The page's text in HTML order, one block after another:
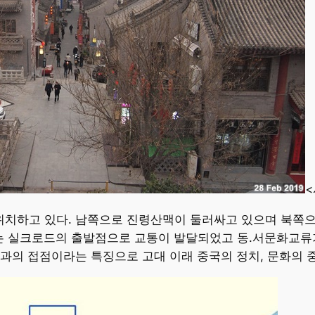
하고 있다. 남쪽으로 진령산맥이 둘러싸고 있으며 북쪽
크로드의 출발점으로 교통이 발달되었고 동.서문화교
의 접점이라는 특징으로 고대 이래 중국의 정치, 문화의